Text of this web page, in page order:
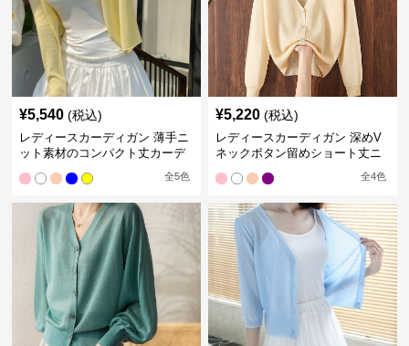
¥5,540 (税込)
レディースカーディガン 薄手ニ
ット素材のコンパクト丈カーデ
全5色
¥5,220 (税込)
レディースカーディガン 深めV
ネックボタン留めショート丈ニ
全4色